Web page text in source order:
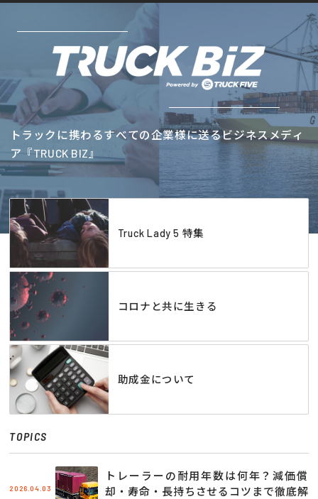
トラックに携わるすべての企業様に送るビジネスメディ
ア『TRUCK BIZ』
Truck Lady 5 特集
コロナと共に生きる
助成金について
TOPICS
2026.04.03
トレーラーの耐用年数は何年？減価償
却・寿命・長持ちさせるコツまで徹底解